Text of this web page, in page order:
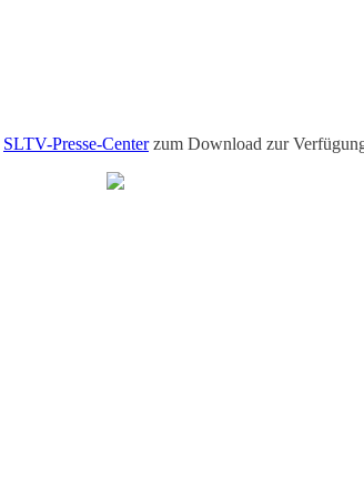
SLTV-Presse-Centerzum Download zur